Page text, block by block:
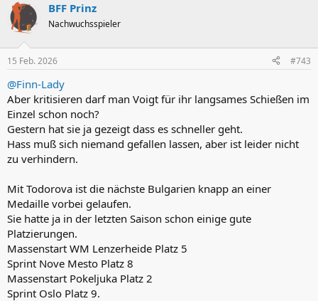
k
t
i
e
:
BFF Prinz
Nachwuchsspieler
15 Feb. 2026 #743
@Finn-Lady
Aber kritisieren darf man Voigt für ihr langsames Schießen im
Einzel schon noch?
Gestern hat sie ja gezeigt dass es schneller geht.
Hass muß sich niemand gefallen lassen, aber ist leider nicht
zu verhindern.
Mit Todorova ist die nächste Bulgarien knapp an einer
Medaille vorbei gelaufen.
Sie hatte ja in der letzten Saison schon einige gute
Platzierungen.
Massenstart WM Lenzerheide Platz 5
Sprint Nove Mesto Platz 8
Massenstart Pokeljuka Platz 2
Sprint Oslo Platz 9.